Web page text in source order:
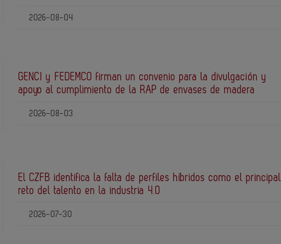
2026-08-04
GENCI y FEDEMCO firman un convenio para la divulgación y
apoyo al cumplimiento de la RAP de envases de madera
2026-08-03
El CZFB identifica la falta de perfiles híbridos como el principal
reto del talento en la industria 4.0
2026-07-30